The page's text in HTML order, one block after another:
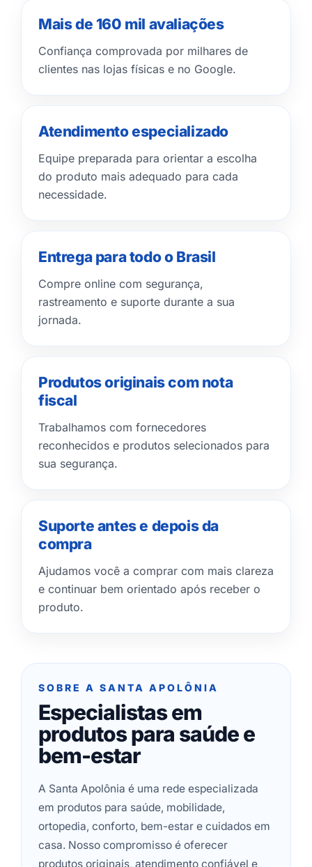
Mais de 160 mil avaliações
Confiança comprovada por milhares de
clientes nas lojas físicas e no Google.
Atendimento especializado
Equipe preparada para orientar a escolha
do produto mais adequado para cada
necessidade.
Entrega para todo o Brasil
Compre online com segurança,
rastreamento e suporte durante a sua
jornada.
Produtos originais com nota
fiscal
Trabalhamos com fornecedores
reconhecidos e produtos selecionados para
sua segurança.
Suporte antes e depois da
compra
Ajudamos você a comprar com mais clareza
e continuar bem orientado após receber o
produto.
SOBRE A SANTA APOLÔNIA
Especialistas em
produtos para saúde e
bem-estar
A Santa Apolônia é uma rede especializada
em produtos para saúde, mobilidade,
ortopedia, conforto, bem-estar e cuidados em
casa. Nosso compromisso é oferecer
produtos originais, atendimento confiável e